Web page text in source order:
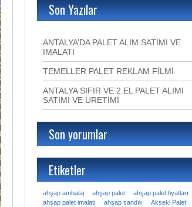
Son Yazılar
ANTALYA’DA PALET ALIM SATIMI VE
İMALATI
TEMELLER PALET REKLAM FİLMİ
ANTALYA SIFIR VE 2.EL PALET ALIMI
SATIMI VE ÜRETİMİ
Son yorumlar
Etiketler
ahşap ambalaj ahşap palet
ahşap palet fiyatları
ahşap palet imalatı
ahşap sandık
Akseki Palet